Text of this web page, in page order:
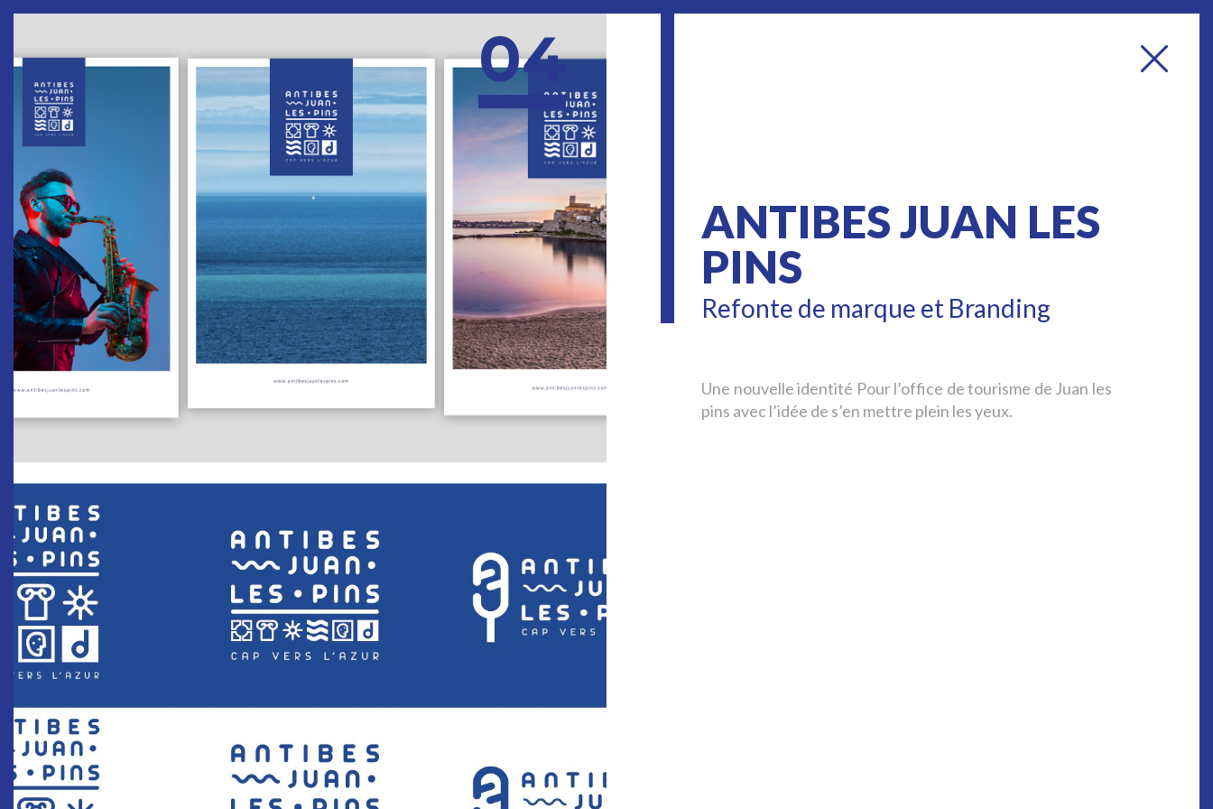
04
ANTIBES JUAN LES
PINS
Refonte de marque et Branding
Une nouvelle identité Pour l’office de tourisme de Juan les
pins avec l’idée de s’en mettre plein les yeux.